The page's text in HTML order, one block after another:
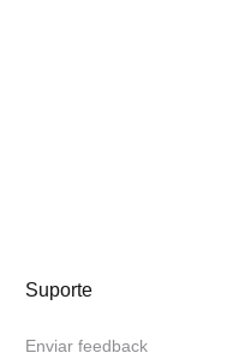
Suporte
Enviar feedback